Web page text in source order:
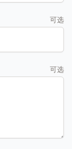
可选
可选